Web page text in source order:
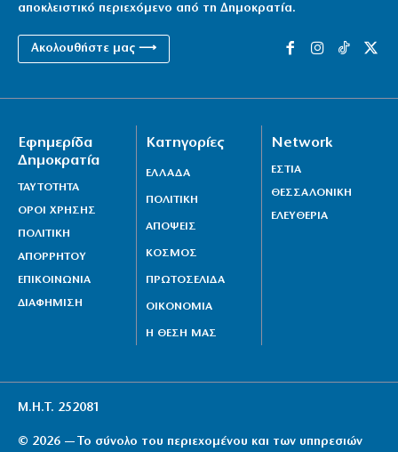
αποκλειστικό περιεχόμενο από τη Δημοκρατία.
Ακολουθήστε μας ⟶
Εφημερίδα
Δημοκρατία
ΤΑΥΤΟΤΗΤΑ
ΟΡΟΙ ΧΡΗΣΗΣ
ΠΟΛΙΤΙΚΗ
ΑΠΟΡΡΗΤΟΥ
ΕΠΙΚΟΙΝΩΝΙΑ
ΔΙΑΦΗΜΙΣΗ
Κατηγορίες
ΕΛΛΑΔΑ
ΠΟΛΙΤΙΚΗ
ΑΠΟΨΕΙΣ
ΚΟΣΜΟΣ
ΠΡΩΤΟΣΕΛΙΔΑ
ΟΙΚΟΝΟΜΙΑ
Η ΘΕΣΗ ΜΑΣ
Network
ΕΣΤΙΑ
ΘΕΣΣΑΛΟΝΙΚΗ
ΕΛΕΥΘΕΡΙΑ
Μ.Η.Τ. 252081
© 2026 — Το σύνολο του περιεχομένου και των υπηρεσιών